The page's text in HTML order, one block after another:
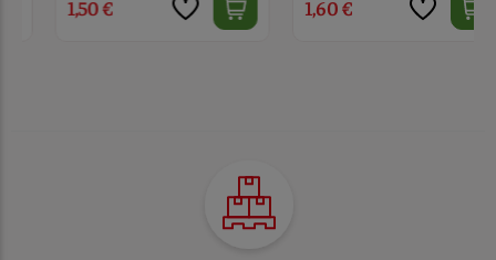
1,50 € 1,60 €